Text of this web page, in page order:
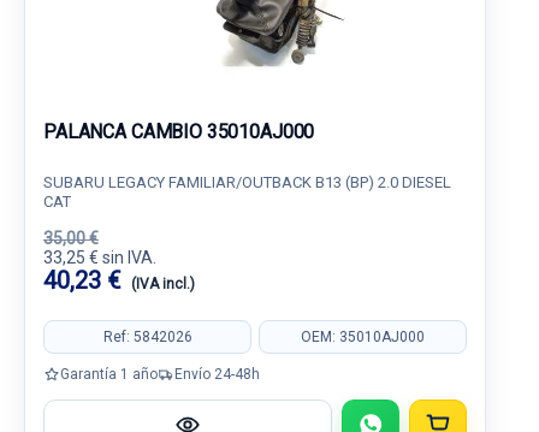
PALANCA CAMBIO 35010AJ000
SUBARU LEGACY FAMILIAR/OUTBACK B13 (BP) 2.0 DIESEL
CAT
35,00 €
33,25 € sin IVA.
40,23 € (IVA incl.)
Ref: 5842026 OEM: 35010AJ000
Garantía 1 año Envío 24-48h